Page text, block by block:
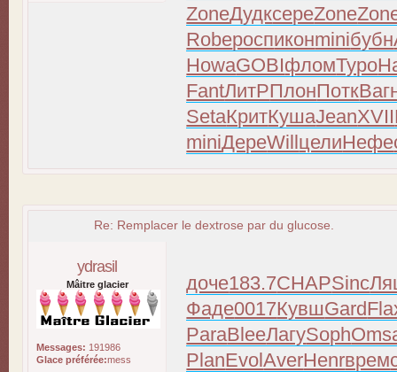
ZoneДудксереZone
Robeроспиконminiбубн
HowaGOBIфломТуро
FantЛитРПлонПотк
SetaКритКушаJeanXVII
miniДереWillцелиНефе
Re: Remplacer le dextrose par du glucose.
ydrasil
Mâitre glacier
Messages: 191986
Glace préférée:mess
доче183.7CHAPSinc
Фаде0017КувшGard
ParaBleeЛагуSoph
PlanEvolAverHenrврем